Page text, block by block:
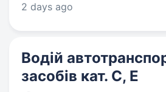
2 days ago
Водій
засобів кат. С, Е